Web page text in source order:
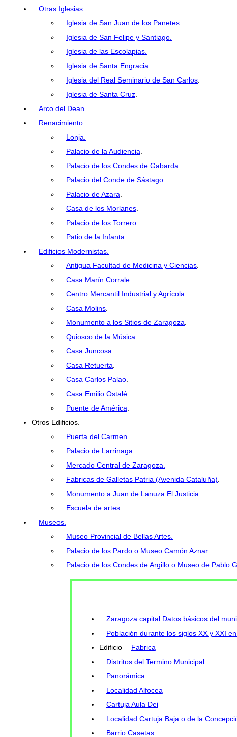
Otras Iglesias.
Iglesia de San Juan de los Panetes.
Iglesia de San Felipe y Santiago.
Iglesia de las Escolapias.
Iglesia de Santa Engracia
Iglesia del Real Seminario de San Carlos
Iglesia de Santa Cruz
Arco del Dean.
Renacimiento.
Lonja.
Palacio de la Audiencia
Palacio de los Condes de Gabarda
Palacio del Conde de Sástago
Palacio de Azara
Casa de los Morlanes
Palacio de los Torrero
Patio de la Infanta
Edificios Modernistas.
Antigua Facultad de Medicina y Ciencias
Casa Marín Corrale
Centro Mercantil Industrial y Agrícola
Casa Molins
Monumento a los Sitios de Zaragoza
Quiosco de la Música
Casa Juncosa
Casa Retuerta
Casa Carlos Palao
Casa Emilio Ostalé
Puente de América
Otros Edificios.
Puerta del Carmen
Palacio de Larrinaga.
Mercado Central de Zaragoza.
Fabricas de Galletas Patria (Avenida Cataluña)
Monumento a Juan de Lanuza El Justicia.
Escuela de artes.
Museos.
Museo Provincial de Bellas Artes.
Palacio de los Pardo o Museo Camón Aznar.
Palacio de los Condes de Argillo o Museo de Pablo
Zaragoza capital Datos básicos del
Población durante los siglos XX y XXI
Edificio
Fabrica
Distritos del Termino Municipal
Panorámica
Localidad Alfocea
Cartuja Aula Dei
Localidad Cartuja Baja o de la
Barrio Casetas